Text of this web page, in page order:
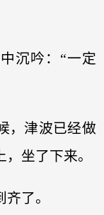
沉吟：“一定
，津波已经做
坐了下来。
了。